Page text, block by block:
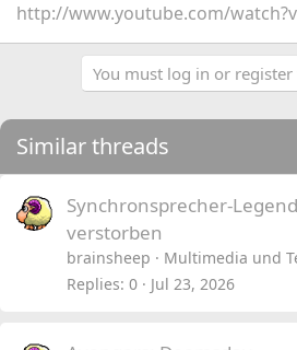
http://www.youtube.com/
You must log in or
Similar threads
Synchronsprecher-
verstorben
brainsheep
Multimedia und
Replies 0 Jul 23, 2026